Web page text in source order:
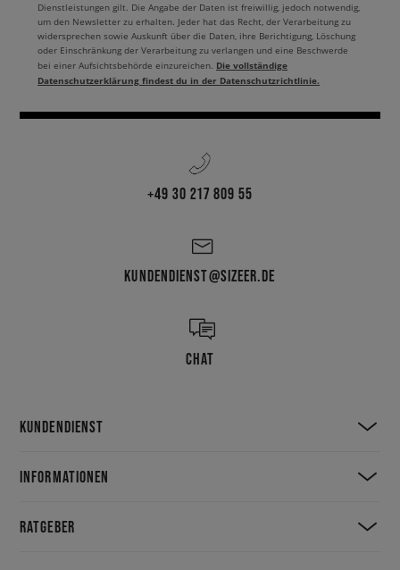
Dienstleistungen gilt. Die Angabe der Daten ist freiwillig, jedoch notwendig,
um den Newsletter zu erhalten. Jeder hat das Recht, der Verarbeitung zu
widersprechen sowie Auskunft über die Daten, ihre Berichtigung, Löschung
oder Einschränkung der Verarbeitung zu verlangen und eine Beschwerde
bei einer Aufsichtsbehörde einzureichen. Die vollständige
Datenschutzerklärung findest du in der Datenschutzrichtlinie.
+49 30 217 809 55
KUNDENDIENST@SIZEER.DE
CHAT
KUNDENDIENST
INFORMATIONEN
RATGEBER